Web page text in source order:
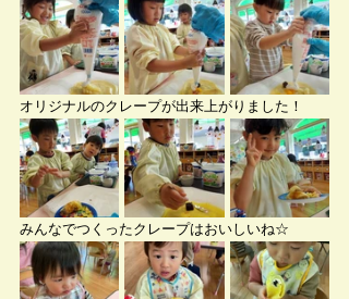
オリジナルのクレープが出来上がりました！
みんなでつくったクレープはおいしいね☆